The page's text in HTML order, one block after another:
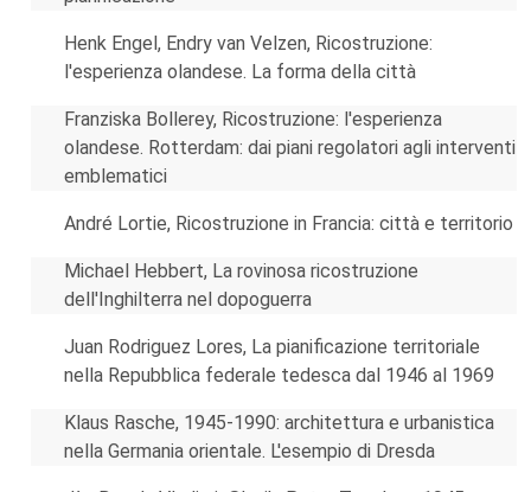
Henk Engel, Endry van Velzen, Ricostruzione:
l'esperienza olandese. La forma della città
Franziska Bollerey, Ricostruzione: l'esperienza
olandese. Rotterdam: dai piani regolatori agli interventi
emblematici
André Lortie, Ricostruzione in Francia: città e territorio
Michael Hebbert, La rovinosa ricostruzione
dell'Inghilterra nel dopoguerra
Juan Rodriguez Lores, La pianificazione territoriale
nella Repubblica federale tedesca dal 1946 al 1969
Klaus Rasche, 1945-1990: architettura e urbanistica
nella Germania orientale. L'esempio di Dresda